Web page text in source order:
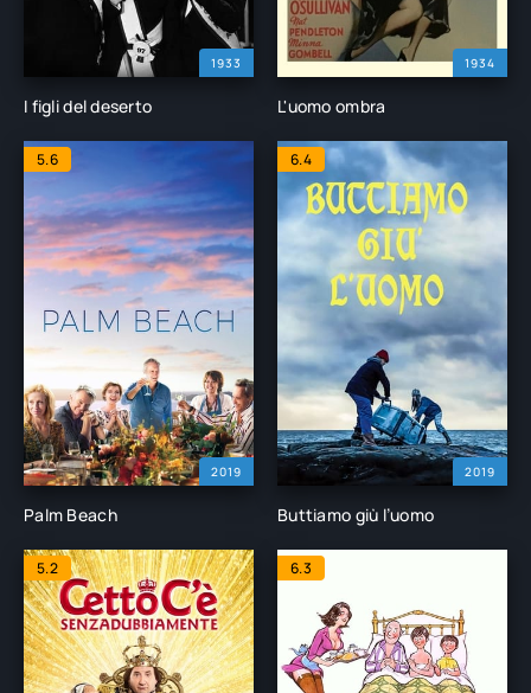
1933
I figli del deserto
1934
L'uomo ombra
2019
5.6
Palm Beach
2019
6.4
Buttiamo giù l’uomo
5.2 6.3